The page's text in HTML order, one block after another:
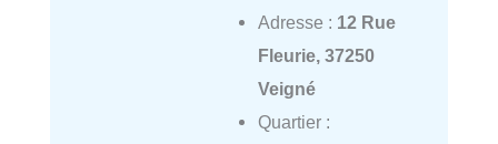
Adresse : 12 Rue
Fleurie, 37250
Veigné
Quartier :